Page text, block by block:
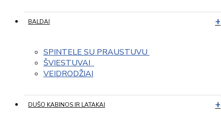
BALDAI
SPINTELE SU PRAUSTUVU
ŠVIESTUVAI
VEIDRODŽIAI
DUŠO KABINOS IR LATAKAI